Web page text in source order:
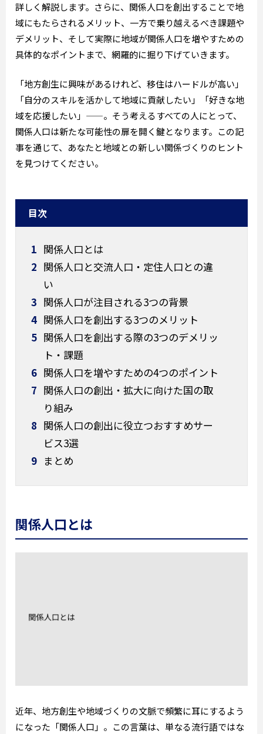
詳しく解説します。さらに、関係人口を創出することで地
域にもたらされるメリット、一方で乗り越えるべき課題や
デメリット、そして実際に地域が関係人口を増やすための
具体的なポイントまで、網羅的に掘り下げていきます。
「地方創生に興味があるけれど、移住はハードルが高い」
「自分のスキルを活かして地域に貢献したい」「好きな地
域を応援したい」——。そう考えるすべての人にとって、
関係人口は新たな可能性の扉を開く鍵となります。この記
事を通じて、あなたと地域との新しい関係づくりのヒント
を見つけてください。
目次
1 関係人口とは
2 関係人口と交流人口・定住人口との違
い
3 関係人口が注目される3つの背景
4 関係人口を創出する3つのメリット
5 関係人口を創出する際の3つのデメリッ
ト・課題
6 関係人口を増やすための4つのポイント
7 関係人口の創出・拡大に向けた国の取
り組み
8 関係人口の創出に役立つおすすめサー
ビス3選
9 まとめ
関係人口とは
近年、地方創生や地域づくりの文脈で頻繁に耳にするよう
になった「関係人口」。この言葉は、単なる流行語ではな